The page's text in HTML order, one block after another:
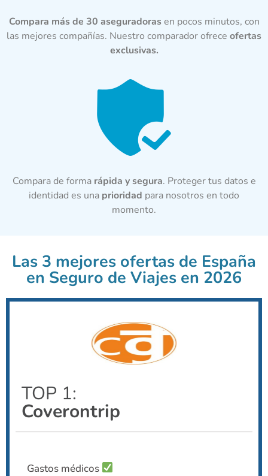
Compara más de 30 aseguradorasen pocos minutos, con
las mejores compañías. Nuestro comparador ofrece ofertas
exclusivas.
Compara de forma rápida y segura. Proteger tus datos e
identidad es una prioridad para nosotros en todo
momento.
Las 3 mejores ofertas de España
en Seguro de Viajes en 2026
TOP 1:
Coverontrip
Gastos médicos